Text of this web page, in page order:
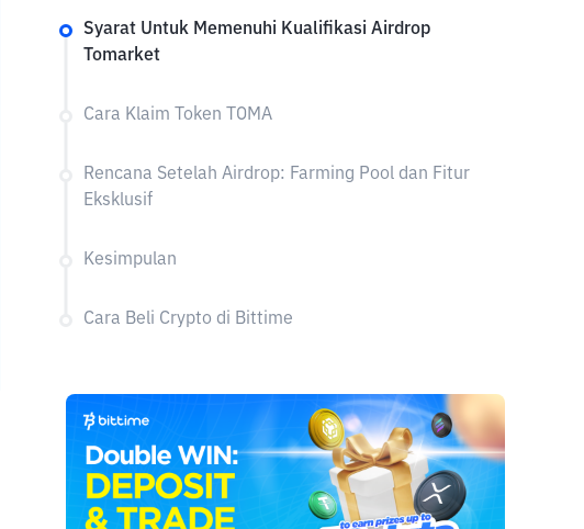
Syarat Untuk Memenuhi Kualifikasi Airdrop
Tomarket
Cara Klaim Token TOMA
Rencana Setelah Airdrop: Farming Pool dan Fitur
Eksklusif
Kesimpulan
Cara Beli Crypto di Bittime